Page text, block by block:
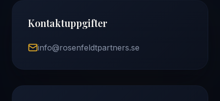
Kontaktuppgifter
info@rosenfeldtpartners.se